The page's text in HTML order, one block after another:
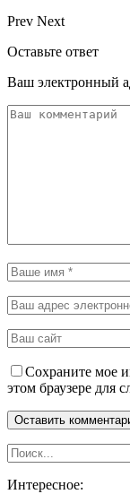
Prev Next
Оставьте ответ
Ваш электронный
Сохраните мое
этом браузере для
Интересное: